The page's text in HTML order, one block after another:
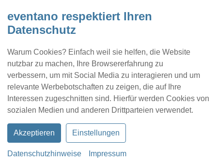
eventano respektiert Ihren
Datenschutz
Warum Cookies? Einfach weil sie helfen, die Website
nutzbar zu machen, Ihre Browsererfahrung zu
verbessern, um mit Social Media zu interagieren und um
relevante Werbebotschaften zu zeigen, die auf Ihre
Interessen zugeschnitten sind. Hierfür werden Cookies von
sozialen Medien und anderen Drittparteien verwendet.
Akzeptieren Einstellungen
Datenschutzhinweise Impressum
Kontakt Location eintragen Profil
Raum Hamburg